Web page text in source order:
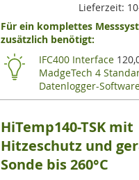
Lieferzeit:
Für ein komplettes
zusätzlich benötigt:
IFC400 Interface
MadgeTech 4
Datenlogger-
HiTemp140-TSK mit
Hitzeschutz und
Sonde bis 260°C